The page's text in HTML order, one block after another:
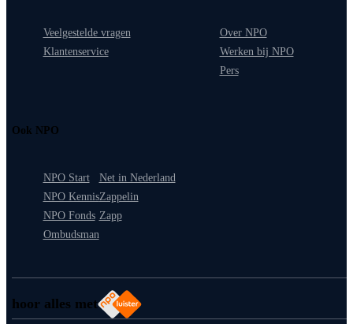
hoor alles met
Veelgestelde vragen
Klantenservice
Over NPO
Werken bij NPO
Pers
Ook NPO
NPO Start
NPO Kennis
NPO Fonds
Ombudsman
Net in Nederland
Zappelin
Zapp